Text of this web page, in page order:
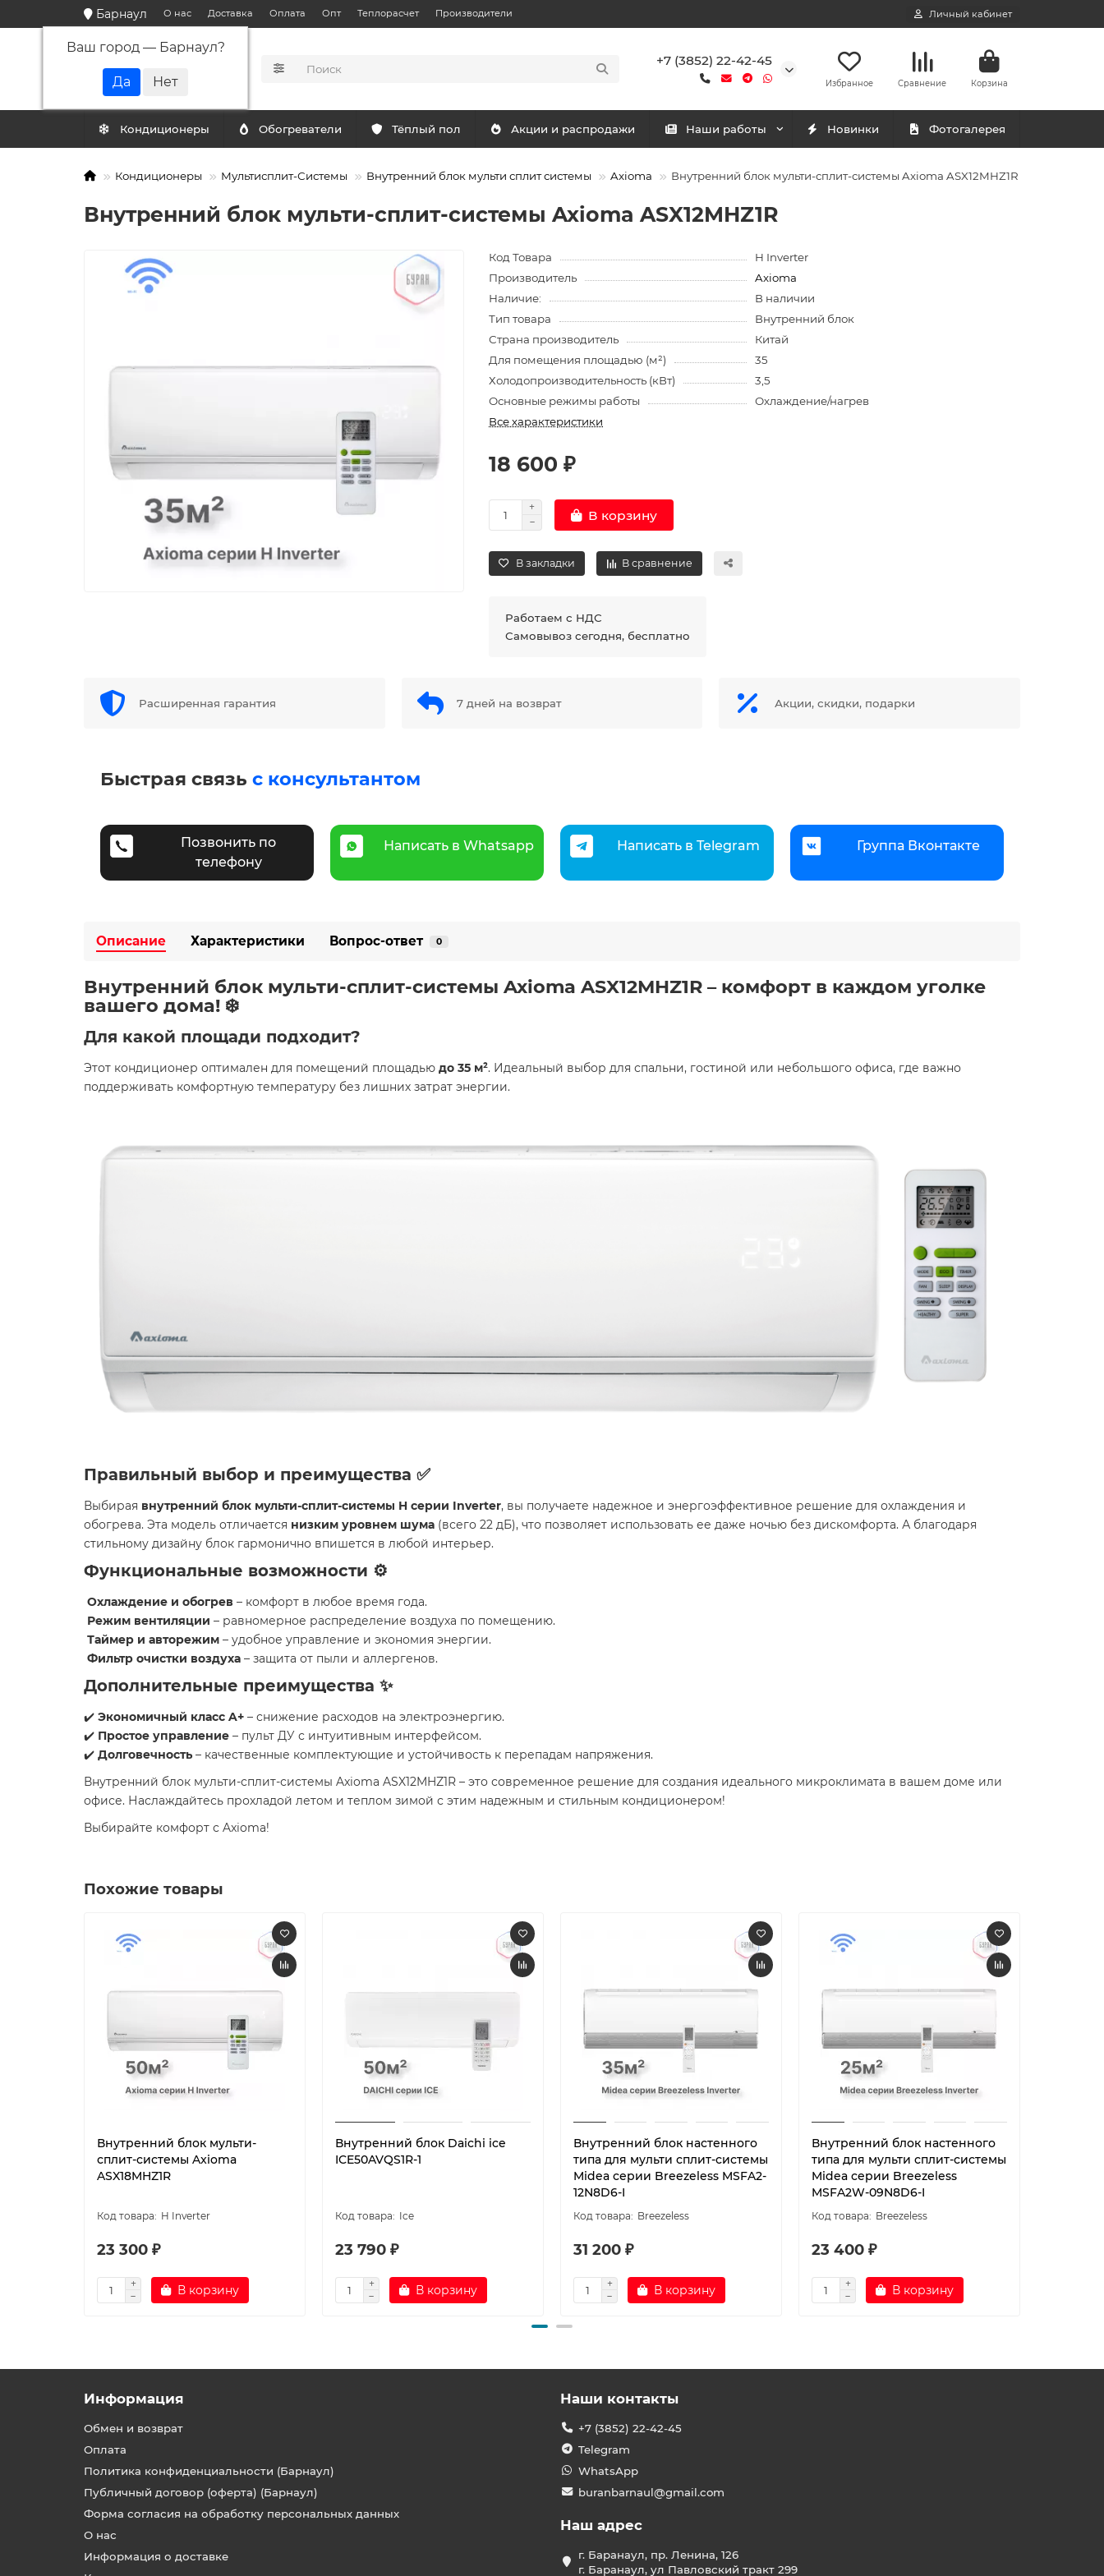
Барнаул
Ваш город — Барнаул?
О нас Доставка Оплата Опт Теплорасчет Производители Личный кабинет
+7 (3852) 22-42-45
Избранное Сравнение Корзина
Кондиционеры Обогреватели Тёплый пол Акции и распродажи Наши работы Новинки Фотогалерея
Кондиционеры Мультисплит-Системы Внутренний блок мульти сплит системы Axioma Внутренний блок мульти-сплит-системы Axioma ASX12MHZ1R
Внутренний блок мульти-сплит-системы Axioma ASX12MHZ1R
Код Товара
H Inverter
Производитель
Axioma
Наличие:
В наличии
Тип товара
Внутренний блок
Страна производитель
Китай
Для помещения площадью (м²)
35
Холодопроизводительность (кВт)
3,5
Основные режимы работы
Охлаждение/нагрев
Все характеристики
18 600 ₽
В корзину
В закладки В сравнение
Работаем с НДС
Самовывоз сегодня, бесплатно
Расширенная гарантия 7 дней на возврат Акции, скидки, подарки
Быстрая связь с консультантом
Позвонить по
телефону
Написать в Whatsapp Написать в Telegram Группа Вконтакте
Описание Характеристики Вопрос-ответ 0
Внутренний блок мульти-сплит-системы Axioma ASX12MHZ1R – комфорт в каждом уголке
вашего дома! ❄️
Для какой площади подходит?
Этот кондиционер оптимален для помещений площадью до 35 м². Идеальный выбор для спальни, гостиной или небольшого офиса, где важно
поддерживать комфортную температуру без лишних затрат энергии.
Правильный выбор и преимущества ✅
Выбирая внутренний блок мульти-сплит-системы H серии Inverter, вы получаете надежное и энергоэффективное решение для охлаждения и
обогрева. Эта модель отличается низким уровнем шума (всего 22 дБ), что позволяет использовать ее даже ночью без дискомфорта. А благодаря
стильному дизайну блок гармонично впишется в любой интерьер.
Функциональные возможности ⚙️
Охлаждение и обогрев – комфорт в любое время года.
Режим вентиляции – равномерное распределение воздуха по помещению.
Таймер и авторежим – удобное управление и экономия энергии.
Фильтр очистки воздуха – защита от пыли и аллергенов.
Дополнительные преимущества ✨
✔️ Экономичный класс A+ – снижение расходов на электроэнергию.
✔️ Простое управление – пульт ДУ с интуитивным интерфейсом.
✔️ Долговечность – качественные комплектующие и устойчивость к перепадам напряжения.
Внутренний блок мульти-сплит-системы Axioma ASX12MHZ1R – это современное решение для создания идеального микроклимата в вашем доме или
офисе. Наслаждайтесь прохладой летом и теплом зимой с этим надежным и стильным кондиционером! ️
Выбирайте комфорт с Axioma!
Похожие товары
Внутренний блок мульти-
сплит-системы Axioma
ASX18MHZ1R
H Inverter
23 300 ₽
В корзину
Внутренний блок Daichi ice
ICE50AVQS1R-1
Ice
23 790 ₽
В корзину
Внутренний блок настенного
типа для мульти сплит-системы
Midea серии Breezeless MSFA2-
12N8D6-I
Breezeless
31 200 ₽
В корзину
Внутренний блок настенного
типа для мульти сплит-системы
Midea серии Breezeless
MSFA2W-09N8D6-I
Breezeless
23 400 ₽
В корзину
Информация
Обмен и возврат
Оплата
Политика конфиденциальности (Барнаул)
Публичный договор (оферта) (Барнаул)
Форма согласия на обработку персональных данных
О нас
Информация о доставке
Наши контакты
+7 (3852) 22-42-45
Telegram
WhatsApp
buranbarnaul@gmail.com
Наш адрес
г. Баранаул, пр. Ленина, 126
г. Баранаул, ул Павловский тракт 299